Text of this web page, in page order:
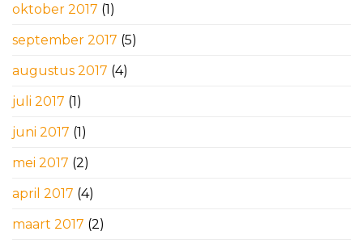
oktober 2017 (1)
september 2017 (5)
augustus 2017 (4)
juli 2017 (1)
juni 2017 (1)
mei 2017 (2)
april 2017 (4)
maart 2017 (2)